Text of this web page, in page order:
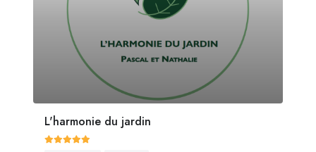
L'harmonie du jardin